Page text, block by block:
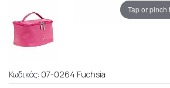
Tap or pinch
Κωδικός: 07-0264 Fuchsia